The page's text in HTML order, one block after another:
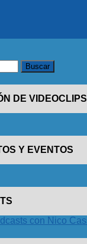
DE VIDEOCLIPS
Y EVENTOS